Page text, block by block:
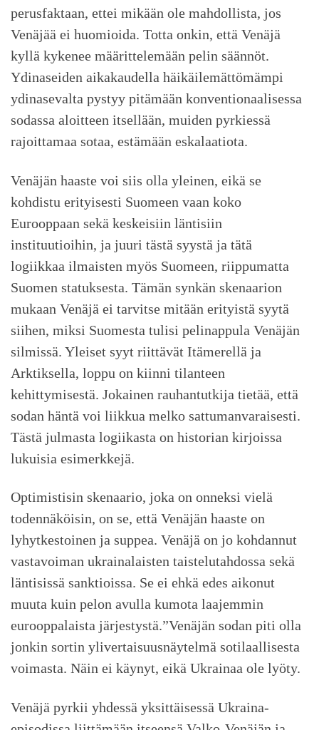
perusfaktaan, ettei mikään ole mahdollista, jos
Venäjää ei huomioida. Totta onkin, että Venäjä
kyllä kykenee määrittelemään pelin säännöt.
Ydinaseiden aikakaudella häikäilemättömämpi
ydinasevalta pystyy pitämään konventionaalisessa
sodassa aloitteen itsellään, muiden pyrkiessä
rajoittamaa sotaa, estämään eskalaatiota.
Venäjän haaste voi siis olla yleinen, eikä se
kohdistu erityisesti Suomeen vaan koko
Eurooppaan sekä keskeisiin läntisiin
instituutioihin, ja juuri tästä syystä ja tätä
logiikkaa ilmaisten myös Suomeen, riippumatta
Suomen statuksesta. Tämän synkän skenaarion
mukaan Venäjä ei tarvitse mitään erityistä syytä
siihen, miksi Suomesta tulisi pelinappula Venäjän
silmissä. Yleiset syyt riittävät Itämerellä ja
Arktiksella, loppu on kiinni tilanteen
kehittymisestä. Jokainen rauhantutkija tietää, että
sodan häntä voi liikkua melko sattumanvaraisesti.
Tästä julmasta logiikasta on historian kirjoissa
lukuisia esimerkkejä.
Optimistisin skenaario, joka on onneksi vielä
todennäköisin, on se, että Venäjän haaste on
lyhytkestoinen ja suppea. Venäjä on jo kohdannut
vastavoiman ukrainalaisten taistelutahdossa sekä
läntisissä sanktioissa. Se ei ehkä edes aikonut
muuta kuin pelon avulla kumota laajemmin
eurooppalaista järjestystä.”Venäjän sodan piti olla
jonkin sortin ylivertaisuusnäytelmä sotilaallisesta
voimasta. Näin ei käynyt, eikä Ukrainaa ole lyöty.
Venäjä pyrkii yhdessä yksittäisessä Ukraina-